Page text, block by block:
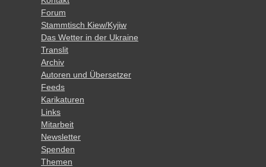
Forum
Stammtisch Kiew/Kyjiw
Das Wetter in der Ukraine
Translit
Archiv
Autoren und Übersetzer
Feeds
Karikaturen
Links
Mitarbeit
Newsletter
Spenden
Themen